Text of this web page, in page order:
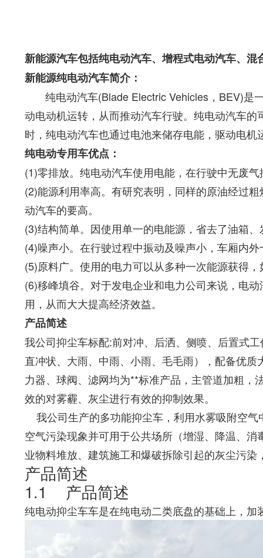
新能源汽车包括纯电动汽车、增程式电动汽车、
新能源纯电动汽车简介：
纯电动汽车(Blade Electric Vehicles，BEV)是
动电动机运转，从而推动汽车行驶。纯电动汽车
时，纯电动汽车也通过电池来储存电能，驱动电机
纯电动专用车优点：
(1)零排放。纯电动汽车使用电能，在行驶中无废
(2)能源利用率高。有研究表明，同样的原油经过
动汽车的要高。
(3)结构简单。因使用单一的电能源，省去了油箱
(4)噪声小。在行驶过程中振动及噪声小
(5)原料广。使用的电力可以从多种一次能源获得
(6)移峰填谷。对于发电企业和电力公司来说，电
用，从而大大提高经济效益。
产品简述
我公司抑尘车标配:前对冲、后洒、侧喷、后置式
直冲状、大雨、中雨、小雨、毛毛雨），配备优
力器、球阀、滤网均为**标准产品，主管道加粗
效的对雾霾、灰尘进行有效的抑制效果。
我公司生产的多功能抑尘车，利用水雾吸附空
空气污染现象并可用于公共场所（增湿、降温、
业物料堆放、建筑施工和爆破拆除引起的灰尘污
产品简述
1.1 产品简述
纯电动抑尘车车是在纯电动二类底盘的基础上，